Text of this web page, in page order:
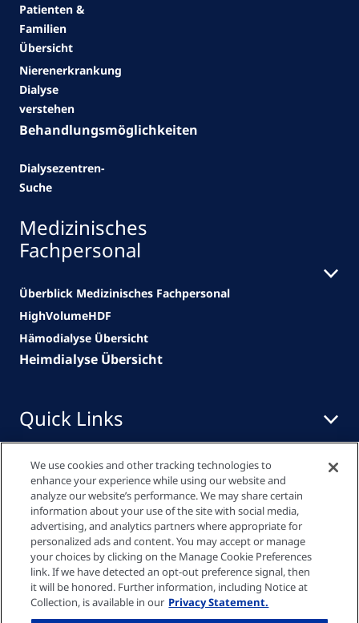
Patienten &
Familien
Übersicht
Nierenerkrankung
Dialyse
verstehen
Behandlungsmöglichkeiten
Dialysezentren-
Suche
Medizinisches
Fachpersonal
Überblick Medizinisches Fachpersonal
HighVolumeHDF
Hämodialyse Übersicht
Heimdialyse Übersicht
Quick Links
Zum Medien
Center
Downloadbereich
Downloadbereich
Datenschutzrichtlinie
We use cookies and other tracking technologies to
enhance your experience while using our website and
analyze our website’s performance. We may share certain
information about your use of the site with social media,
advertising, and analytics partners where appropriate for
personalized ads and content. You may accept or manage
your choices by clicking on the Manage Cookie Preferences
link. If we have detected an opt-out preference signal, then
it will be honored. Further information, including Notice at
Collection, is available in our Privacy Statement.